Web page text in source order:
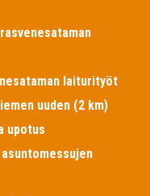
laiturityöt
uuden (2 km)
upotus